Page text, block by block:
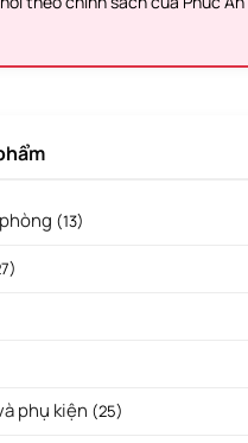
(13)
phụ kiện (25)